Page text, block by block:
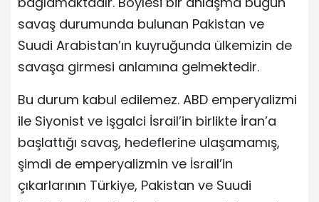
savaş durumunda bulunan Pakistan ve
Suudi Arabistan’ın kuyruğunda ülkemizin de
savaşa girmesi anlamına gelmektedir.
Bu durum kabul edilemez. ABD emperyalizmi
ile Siyonist ve işgalci İsrail’in birlikte İran’a
başlattığı savaş, hedeflerine ulaşamamış,
şimdi de emperyalizmin ve İsrail’in
çıkarlarının Türkiye, Pakistan ve Suudi